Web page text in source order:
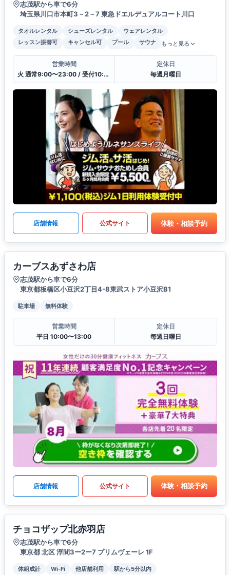
志茂駅から車で6分
埼玉県川口市本町3－2－7 東急ドエルデュアルコート川口
タオルレンタル シューズレンタル
ウェアレンタル
レッスン振替可
キャンセル可 プール サウナ もっと見る
営業時間
火 通常9:00〜23:00 / 受付10:00〜21:00
定休日
毎週月曜日
店舗情報 公式サイト 体験・相談予約
カーブスあずさわ店
志茂駅から車で6分
東京都板橋区小豆沢2丁目4-8東武ストア小豆沢B1
駐車場 無料体験
営業時間
平日 10:00〜13:00
定休日
毎週日曜日
店舗情報 公式サイト 体験・相談予約
チョコザップ北赤羽店
志茂駅から車で6分
東京都 北区 浮間3ー2ー7 プリムヴェーレ 1F
体組成計 Wi-Fi 他店舗利用 駅から5分以内